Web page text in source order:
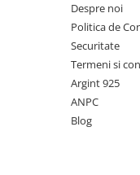
Despre noi
Politica de
Securitate
Termeni si
Argint 925
ANPC
Blog